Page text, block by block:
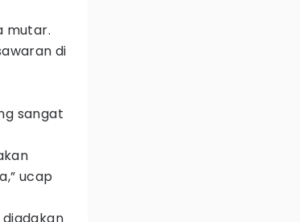
mutar.
di
sangat
ucap